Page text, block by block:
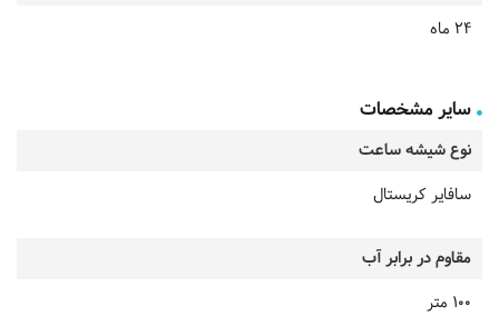
24 ماه
سایر مشخصات
نوع شیشه ساعت
سافایر کریستال
مقاوم در برابر آب
100 متر